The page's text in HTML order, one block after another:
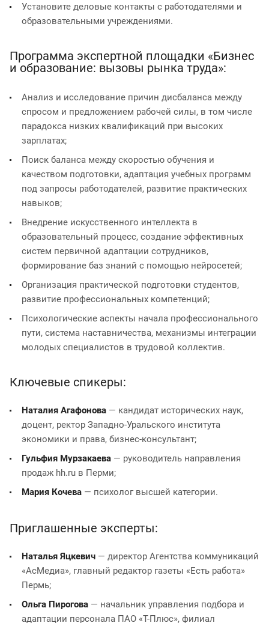
Установите деловые контакты с работодателями и
образовательными учреждениями.
Программа экспертной площадки «Бизнес
и образование: вызовы рынка труда»:
Анализ и исследование причин дисбаланса между
спросом и предложением рабочей силы, в том числе
парадокса низких квалификаций при высоких
зарплатах;
Поиск баланса между скоростью обучения и
качеством подготовки, адаптация учебных программ
под запросы работодателей, развитие практических
навыков;
Внедрение искусственного интеллекта в
образовательный процесс, создание эффективных
систем первичной адаптации сотрудников,
формирование баз знаний с помощью нейросетей;
Организация практической подготовки студентов,
развитие профессиональных компетенций;
Психологические аспекты начала профессионального
пути, система наставничества, механизмы интеграции
молодых специалистов в трудовой коллектив.
Ключевые спикеры:
Наталия Агафонова — кандидат исторических наук,
доцент, ректор Западно-Уральского института
экономики и права, бизнес-консультант;
Гульфия Мурзакаева — руководитель направления
продаж hh.ru в Перми;
Мария Кочева — психолог высшей категории.
Приглашенные эксперты:
Наталья Яцкевич — директор Агентства коммуникаций
«АсМедиа», главный редактор газеты «Есть работа»
Пермь;
Ольга Пирогова — начальник управления подбора и
адаптации персонала ПАО «Т-Плюс», филиал